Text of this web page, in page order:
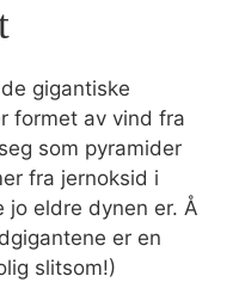
gigantiske
formet av vind fra
som pyramider
fra jernoksid i
jo eldre dynen er. Å
er en
slitsom!)